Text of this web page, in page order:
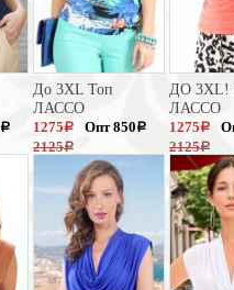
a
До 3XL Топ
ЛАССО
1275 a
2125a
Опт 850 a
ДО 3XL!
ЛАССО
1275 a
2125a